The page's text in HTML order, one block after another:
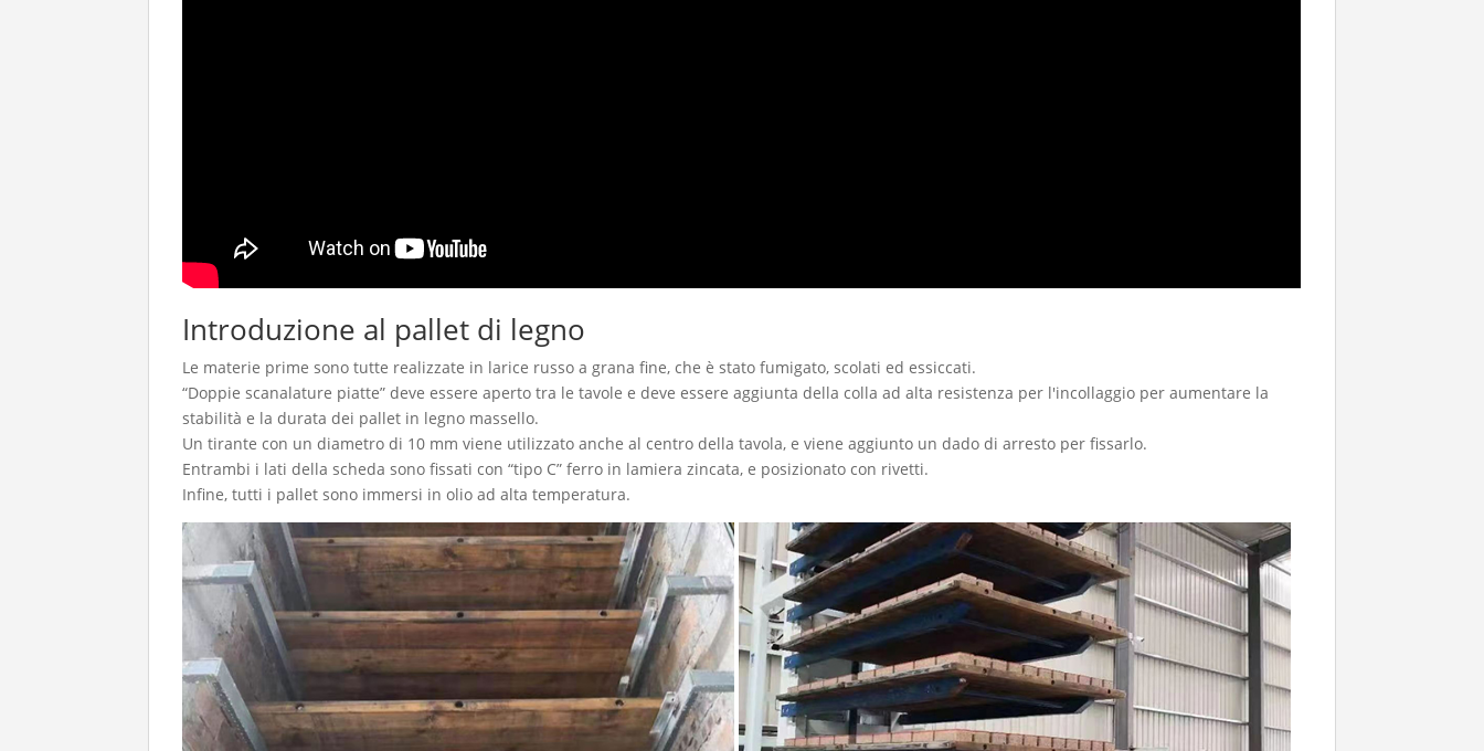
Introduzione al pallet di legno
Le materie prime sono tutte realizzate in larice russo a grana fine, che è stato fumigato, scolati ed essiccati.
“Doppie scanalature piatte” deve essere aperto tra le tavole e deve essere aggiunta della colla ad alta resistenza per l'incollaggio per aumentare la
stabilità e la durata dei pallet in legno massello.
Un tirante con un diametro di 10 mm viene utilizzato anche al centro della tavola, e viene aggiunto un dado di arresto per fissarlo.
Entrambi i lati della scheda sono fissati con “tipo C” ferro in lamiera zincata, e posizionato con rivetti.
Infine, tutti i pallet sono immersi in olio ad alta temperatura.